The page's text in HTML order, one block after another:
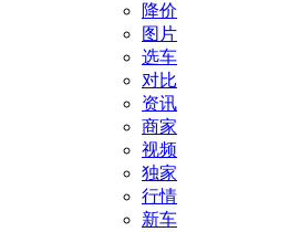
降价
图片
选车
对比
资讯
商家
视频
独家
行情
新车